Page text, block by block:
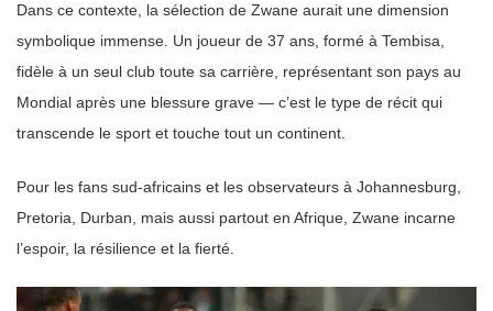
Dans ce contexte, la sélection de Zwane aurait une dimension
symbolique immense. Un joueur de 37 ans, formé à Tembisa,
fidèle à un seul club toute sa carrière, représentant son pays au
Mondial après une blessure grave — c’est le type de récit qui
transcende le sport et touche tout un continent.
Pour les fans sud-africains et les observateurs à Johannesburg,
Pretoria, Durban, mais aussi partout en Afrique, Zwane incarne
l’espoir, la résilience et la fierté.